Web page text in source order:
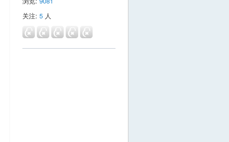
关注: 5 人